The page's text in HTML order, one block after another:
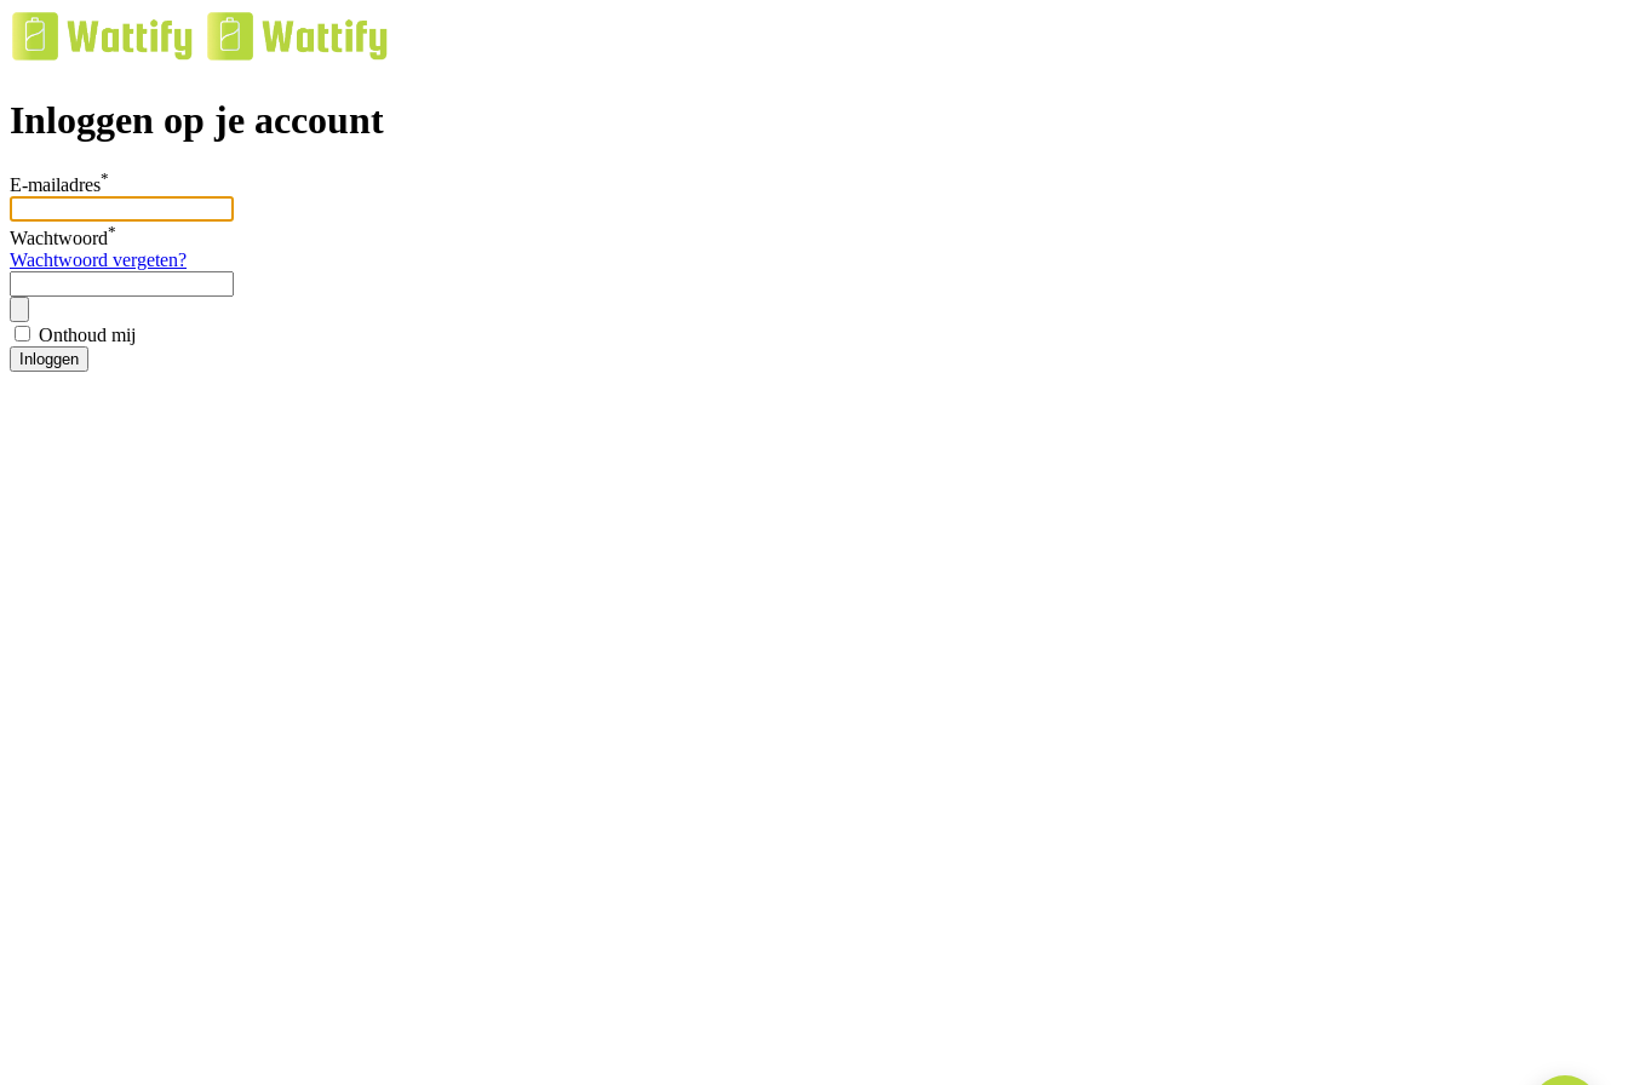
Inloggen op je account
E-mailadres*
Wachtwoord*
Wachtwoord vergeten?
Onthoud mij
Inloggen